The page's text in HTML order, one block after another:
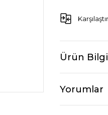
Karşılaştır
Ürün
Yorumlar